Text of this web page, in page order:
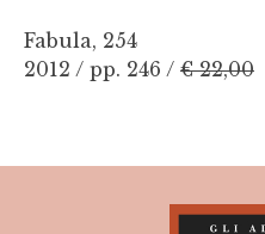
Fabula, 254
2012 / pp. 246 / € 22,00